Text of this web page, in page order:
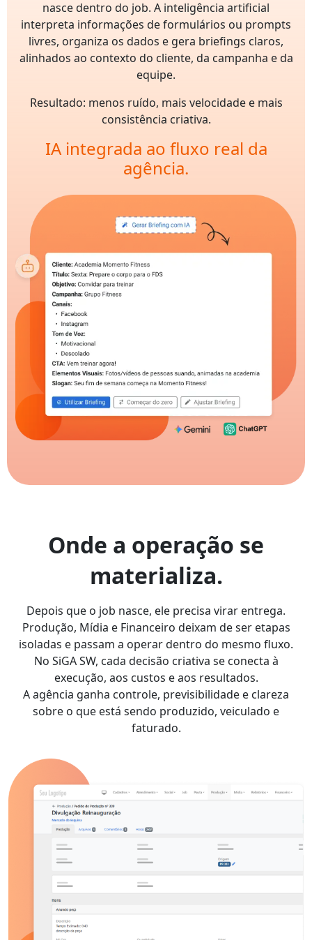
nasce dentro do job. A inteligência artificial
interpreta informações de formulários ou prompts
livres, organiza os dados e gera briefings claros,
alinhados ao contexto do cliente, da campanha e da
equipe.
Resultado: menos ruído, mais velocidade e mais
consistência criativa.
IA integrada ao fluxo real da
agência.
Onde a operação se
materializa.
Depois que o job nasce, ele precisa virar entrega.
Produção, Mídia e Financeiro deixam de ser etapas
isoladas e passam a operar dentro do mesmo fluxo.
No SiGA SW, cada decisão criativa se conecta à
execução, aos custos e aos resultados.
A agência ganha controle, previsibilidade e clareza
sobre o que está sendo produzido, veiculado e
faturado.